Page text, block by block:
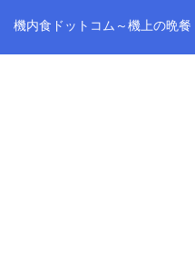
機内食ドットコム～機上の晩餐